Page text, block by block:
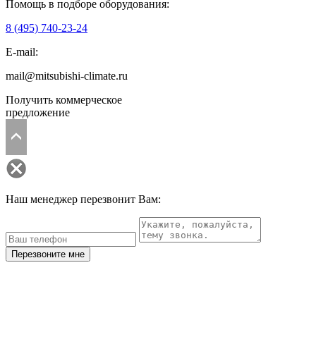
Помощь в подборе оборудования:
8 (495) 740-23-24
E-mail:
mail@mitsubishi-climate.ru
Получить коммерческое
предложение
Наш менеджер перезвонит Вам:
Перезвоните мне